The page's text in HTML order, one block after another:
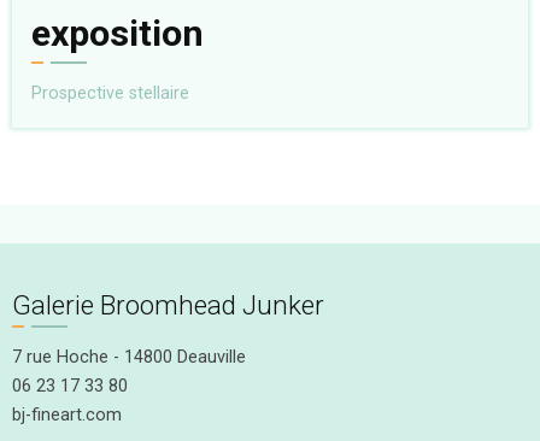
exposition
Prospective stellaire
Galerie Broomhead Junker
7 rue Hoche - 14800 Deauville
06 23 17 33 80
bj-fineart.com